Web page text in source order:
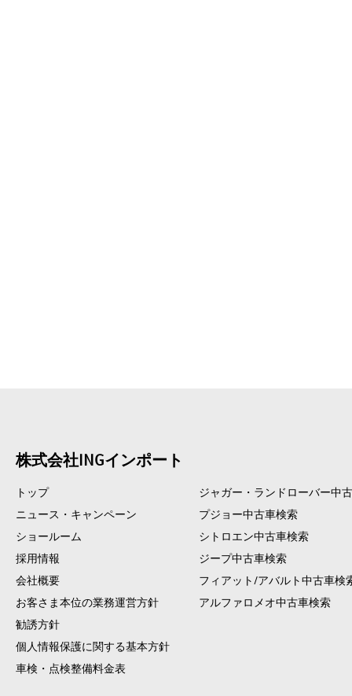
株式会社INGインポート
トップ
ニュース・キャンペーン
ショールーム
採用情報
会社概要
お客さま本位の業務運営方針
勧誘方針
個人情報保護に関する基本方針
車検・点検整備料金表
ジャガー・ランドローバー中
プジョー中古車検索
シトロエン中古車検索
ジープ中古車検索
フィアット/アバルト中古車検
アルファロメオ中古車検索